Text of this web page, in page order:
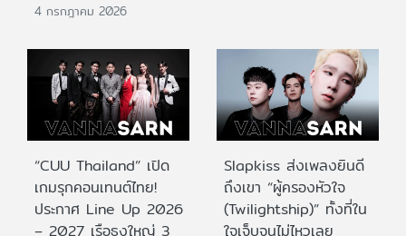
4 กรกฎาคม 2026
“CUU Thailand” เปิด
เกมรุกคอนเทนต์ไทย!
ประกาศ Line Up 2026
– 2027 เรือธงใหญ่ 3
Slapkiss ส่งเพลงยินดี
ถึงเขา “ผู้ครองหัวใจ
(Twilightship)” ทั้งที่ใน
ใจเจ็บจนไม่ไหวเลย